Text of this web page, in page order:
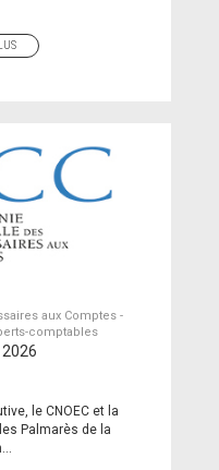
aux Comptes -
comptables
2026
le CNOEC et la
Palmarès de la